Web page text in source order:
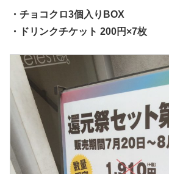
・チョコクロ3個入りBOX
・ドリンクチケット 200円×7枚